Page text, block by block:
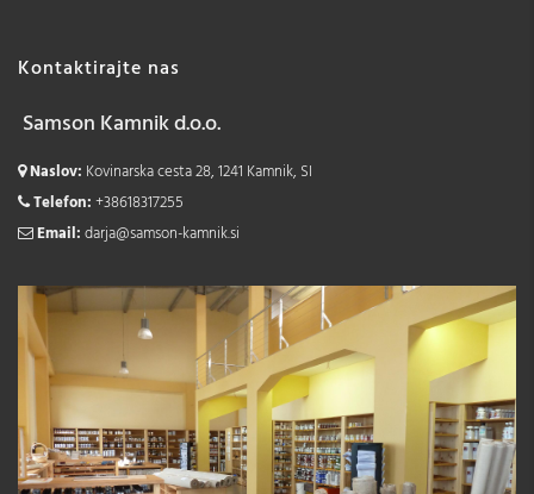
Kontaktirajte nas
Samson Kamnik d.o.o.
Naslov: Kovinarska cesta 28, 1241 Kamnik, SI
Telefon:+38618317255
Email:darja@samson-kamnik.si